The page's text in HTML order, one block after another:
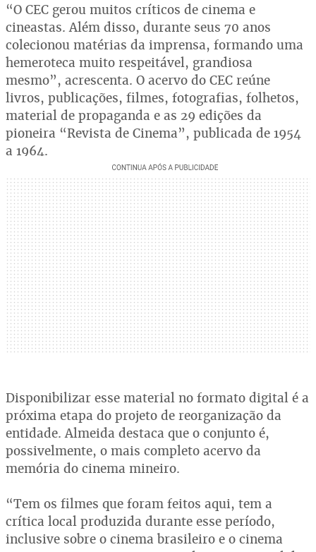
“O CEC gerou muitos críticos de cinema e
cineastas. Além disso, durante seus 70 anos
colecionou matérias da imprensa, formando uma
hemeroteca muito respeitável, grandiosa
mesmo”, acrescenta. O acervo do CEC reúne
livros, publicações, filmes, fotografias, folhetos,
material de propaganda e as 29 edições da
pioneira “Revista de Cinema”, publicada de 1954
a 1964.
Disponibilizar esse material no formato digital é a
próxima etapa do projeto de reorganização da
entidade. Almeida destaca que o conjunto é,
possivelmente, o mais completo acervo da
memória do cinema mineiro.
“Tem os filmes que foram feitos aqui, tem a
crítica local produzida durante esse período,
inclusive sobre o cinema brasileiro e o cinema